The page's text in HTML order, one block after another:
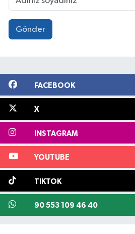
Gönder
FACEBOOK
X
INSTAGRAM
YOUTUBE
TIKTOK
90 553 109 46 40